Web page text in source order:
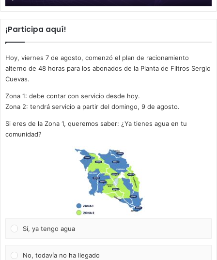
¡Participa aquí!
Hoy, viernes 7 de agosto, comenzó el plan de racionamiento
alterno de 48 horas para los abonados de la Planta de Filtros Sergio
Cuevas.
Zona 1: debe contar con servicio desde hoy.
Zona 2: tendrá servicio a partir del domingo, 9 de agosto.
Si eres de la Zona 1, queremos saber: ¿Ya tienes agua en tu
comunidad?
Sí, ya tengo agua
No, todavía no ha llegado